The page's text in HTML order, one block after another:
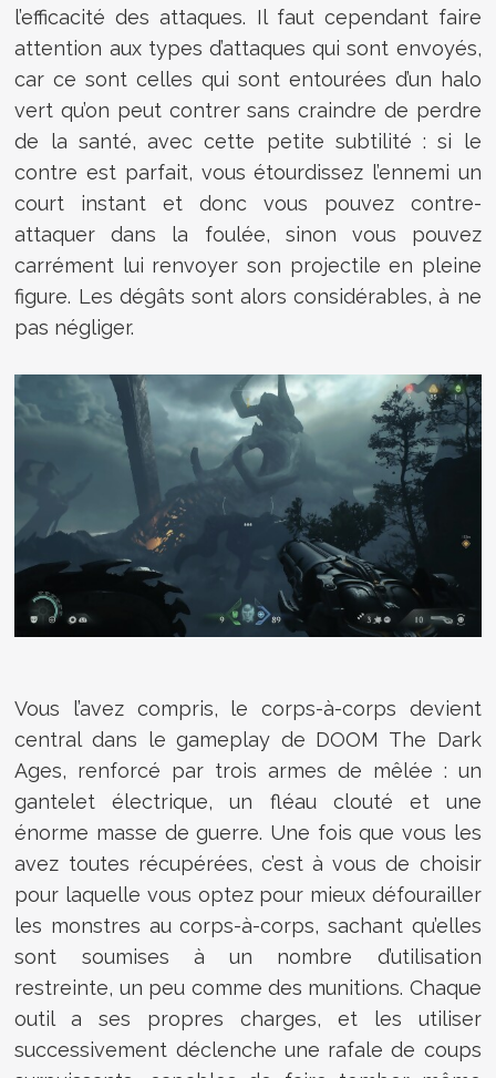
l’efficacité des attaques. Il faut cependant faire
attention aux types d’attaques qui sont envoyés,
car ce sont celles qui sont entourées d’un halo
vert qu’on peut contrer sans craindre de perdre
de la santé, avec cette petite subtilité : si le
contre est parfait, vous étourdissez l’ennemi un
court instant et donc vous pouvez contre-
attaquer dans la foulée, sinon vous pouvez
carrément lui renvoyer son projectile en pleine
figure. Les dégâts sont alors considérables, à ne
pas négliger.
Vous l’avez compris, le corps-à-corps devient
central dans le gameplay de DOOM The Dark
Ages, renforcé par trois armes de mêlée : un
gantelet électrique, un fléau clouté et une
énorme masse de guerre. Une fois que vous les
avez toutes récupérées, c’est à vous de choisir
pour laquelle vous optez pour mieux défourailler
les monstres au corps-à-corps, sachant qu’elles
sont soumises à un nombre d’utilisation
restreinte, un peu comme des munitions. Chaque
outil a ses propres charges, et les utiliser
successivement déclenche une rafale de coups